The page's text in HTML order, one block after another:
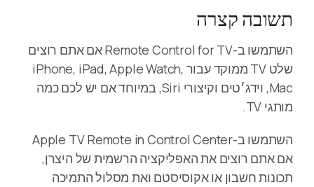
תשובה קצרה
השתמשו ב-Remote Control for TV אם אתם רוצים
שלט TV ממוקד עבור iPhone, iPad, Apple Watch,
Mac, וידג׳טים וקיצורי Siri, במיוחד אם יש לכם כמה
מותגי TV.
השתמשו ב-Apple TV Remote in Control Center
אם אתם רוצים את האפליקציה הרשמית של היצרן,
תכונות חשבון או אקוסיסטם ואת מסלול התמיכה